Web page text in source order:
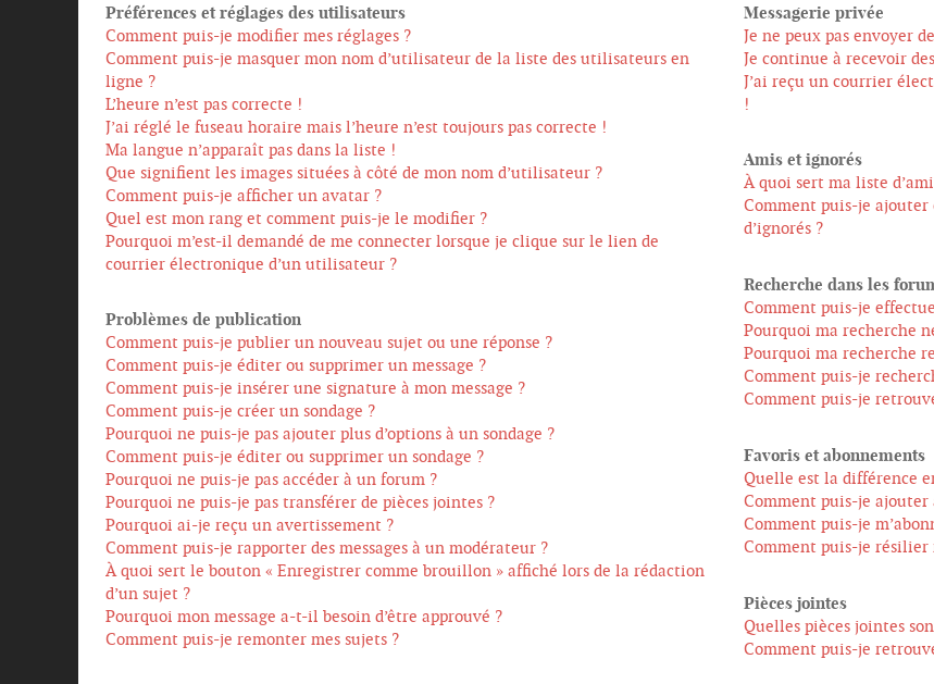
Préférences et réglages des utilisateurs
Comment puis-je modifier mes réglages ?
Comment puis-je masquer mon nom d’utilisateur de la liste des utilisateurs en
ligne ?
L’heure n’est pas correcte !
J’ai réglé le fuseau horaire mais l’heure n’est toujours pas correcte !
Ma langue n’apparaît pas dans la liste !
Que signifient les images situées à côté de mon nom d’utilisateur ?
Comment puis-je afficher un avatar ?
Quel est mon rang et comment puis-je le modifier ?
Pourquoi m’est-il demandé de me connecter lorsque je clique sur le lien de
courrier électronique d’un utilisateur ?
Problèmes de publication
Comment puis-je publier un nouveau sujet ou une réponse ?
Comment puis-je éditer ou supprimer un message ?
Comment puis-je insérer une signature à mon message ?
Comment puis-je créer un sondage ?
Pourquoi ne puis-je pas ajouter plus d’options à un sondage ?
Comment puis-je éditer ou supprimer un sondage ?
Pourquoi ne puis-je pas accéder à un forum ?
Pourquoi ne puis-je pas transférer de pièces jointes ?
Pourquoi ai-je reçu un avertissement ?
Comment puis-je rapporter des messages à un modérateur ?
À quoi sert le bouton « Enregistrer comme brouillon » affiché lors de la rédaction
d’un sujet ?
Pourquoi mon message a-t-il besoin d’être approuvé ?
Comment puis-je remonter mes sujets ?
Messagerie privée
Je ne peux pas envoyer
Je continue à recevoir
J’ai reçu un courrier
!
Amis et ignorés
À quoi sert ma liste
Comment puis-je ajouter
d’ignorés ?
Recherche dans les
Comment puis-je
Pourquoi ma recherche
Pourquoi ma recherche
Comment puis-je
Comment puis-je
Favoris et abonnements
Quelle est la différence
Comment puis-je ajouter
Comment puis-je
Comment puis-je résilier
Pièces jointes
Quelles pièces jointes
Comment puis-je